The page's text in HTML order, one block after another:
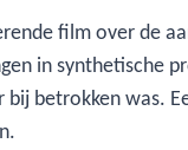
film over de
in synthetische
betrokken was.